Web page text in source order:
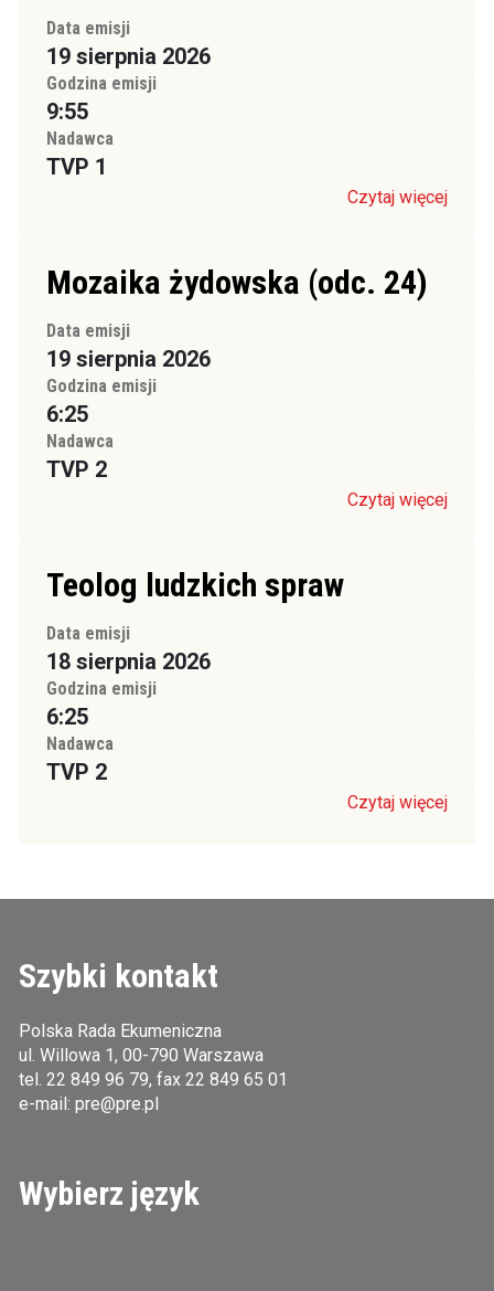
Data emisji
19 sierpnia 2026
Godzina emisji
9:55
Nadawca
TVP 1
Czytaj więcej
Mozaika żydowska (odc. 24)
Data emisji
19 sierpnia 2026
Godzina emisji
6:25
Nadawca
TVP 2
Czytaj więcej
Teolog ludzkich spraw
Data emisji
18 sierpnia 2026
Godzina emisji
6:25
Nadawca
TVP 2
Czytaj więcej
Szybki kontakt
Polska Rada Ekumeniczna
ul. Willowa 1, 00-790 Warszawa
tel. 22 849 96 79, fax 22 849 65 01
e-mail: pre@pre.pl
Wybierz język